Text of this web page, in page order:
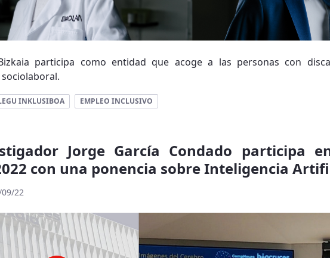
participa como entidad que acoge a las personas con
INKLUSIBOA EMPLEO INCLUSIVO
Jorge García Condado participa
con una ponencia sobre Inteligencia
22